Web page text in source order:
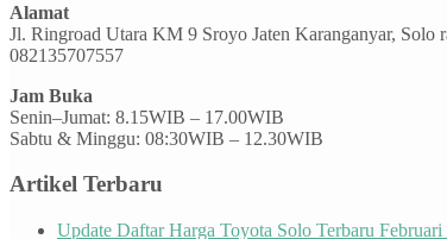
Alamat
Jl. Ringroad Utara KM 9 Sroyo Jaten Karanganyar, Solo
082135707557
Jam Buka
Senin–Jumat: 8.15WIB – 17.00WIB
Sabtu & Minggu: 08:30WIB – 12.30WIB
Artikel Terbaru
Update Daftar Harga Toyota Solo Terbaru